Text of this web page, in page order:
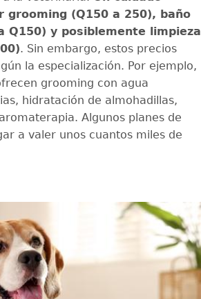
grooming (Q150 a 250), baño
Q150) y posiblemente limpieza
. Sin embargo, estos precios
la especialización. Por ejemplo,
grooming con agua
hidratación de almohadillas,
Algunos planes de
a valer unos cuantos miles de